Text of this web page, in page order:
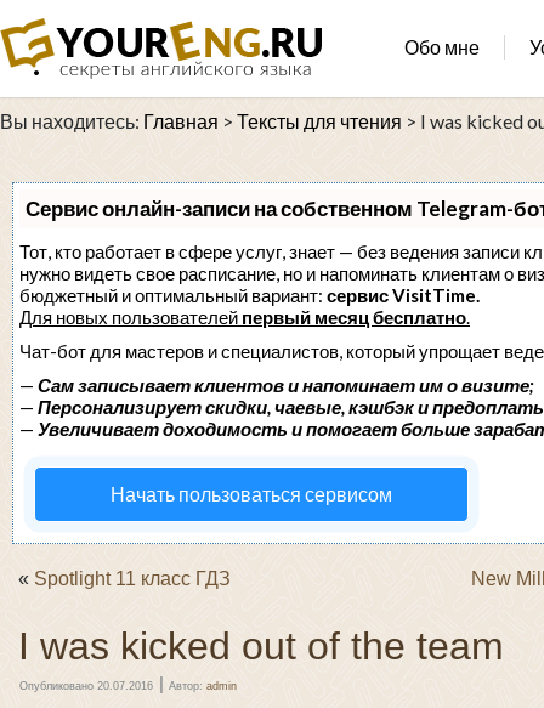
Обо мне
Вы находитесь: Главная > Тексты для чтения > I was kicked
Сервис онлайн-записи на собственном Telegram-
Тот, кто работает в сфере услуг, знает — без ведения записи
нужно видеть свое расписание, но и напоминать клиентам о
бюджетный и оптимальный вариант: сервис VisitTime.
Для новых пользователей первый месяц бесплатно.
Чат-бот для мастеров и специалистов, который упрощает
— Сам записывает клиентов и напоминает им о визите;
— Персонализирует скидки, чаевые, кэшбэк и
— Увеличивает доходимость и помогает больше
Начать пользоваться сервисом
« Spotlight 11 класс ГДЗ New
I was kicked out of the team
Опубликовано 20.07.2016 | Автор: admin